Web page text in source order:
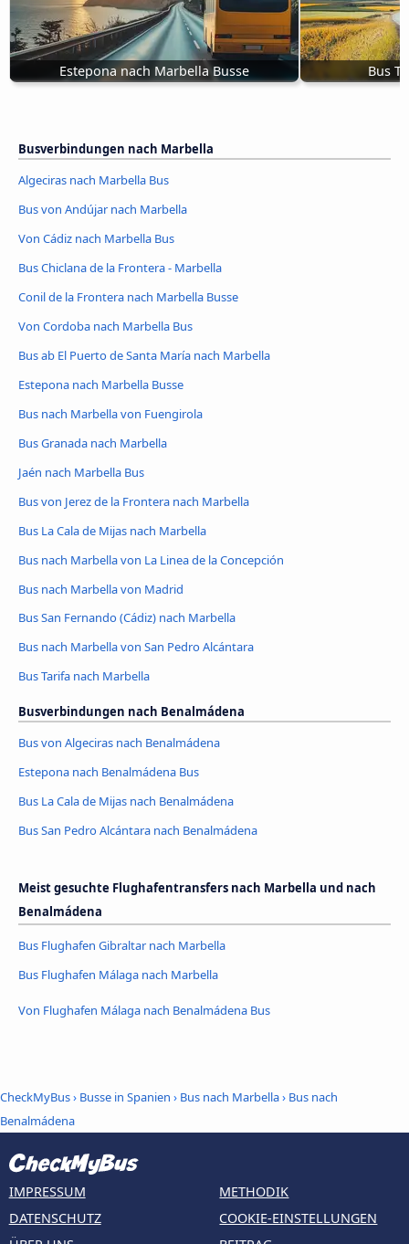
Estepona nach Marbella Busse Bus
Busverbindungen nach Marbella
Algeciras nach Marbella Bus
Bus von Andújar nach Marbella
Von Cádiz nach Marbella Bus
Bus Chiclana de la Frontera - Marbella
Conil de la Frontera nach Marbella Busse
Von Cordoba nach Marbella Bus
Bus ab El Puerto de Santa María nach Marbella
Estepona nach Marbella Busse
Bus nach Marbella von Fuengirola
Bus Granada nach Marbella
Jaén nach Marbella Bus
Bus von Jerez de la Frontera nach Marbella
Bus La Cala de Mijas nach Marbella
Bus nach Marbella von La Linea de la Concepción
Bus nach Marbella von Madrid
Bus San Fernando (Cádiz) nach Marbella
Bus nach Marbella von San Pedro Alcántara
Bus Tarifa nach Marbella
Busverbindungen nach Benalmádena
Bus von Algeciras nach Benalmádena
Estepona nach Benalmádena Bus
Bus La Cala de Mijas nach Benalmádena
Bus San Pedro Alcántara nach Benalmádena
Meist gesuchte Flughafentransfers nach Marbella und nach
Benalmádena
Bus Flughafen Gibraltar nach Marbella
Bus Flughafen Málaga nach Marbella
Von Flughafen Málaga nach Benalmádena Bus
CheckMyBus› Busse in Spanien › Bus nach Marbella› Bus nach
Benalmádena
IMPRESSUM
DATENSCHUTZ
METHODIK
COOKIE-EINSTELLUNGEN